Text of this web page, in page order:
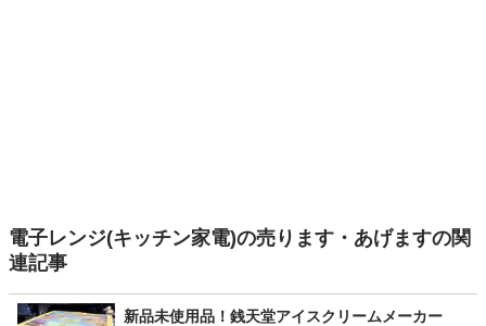
電子レンジ(キッチン家電)の売ります・あげますの関
連記事
新品未使用品！銭天堂アイスクリームメーカー